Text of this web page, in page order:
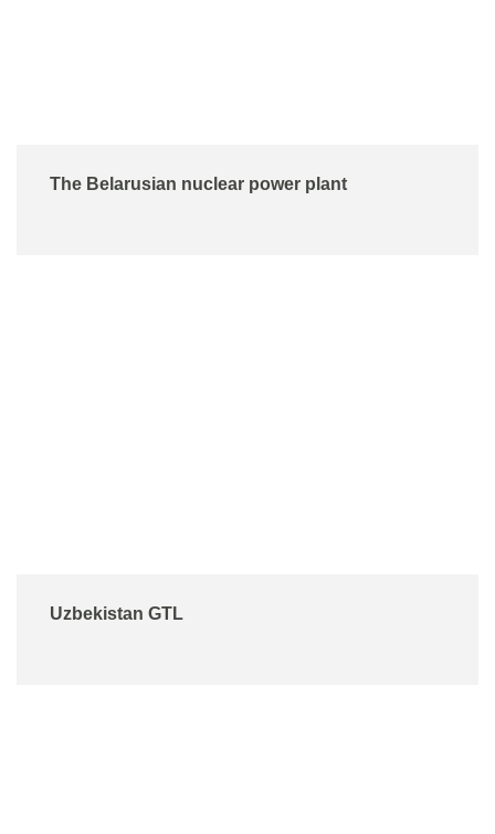
The Belarusian nuclear power plant
Uzbekistan GTL